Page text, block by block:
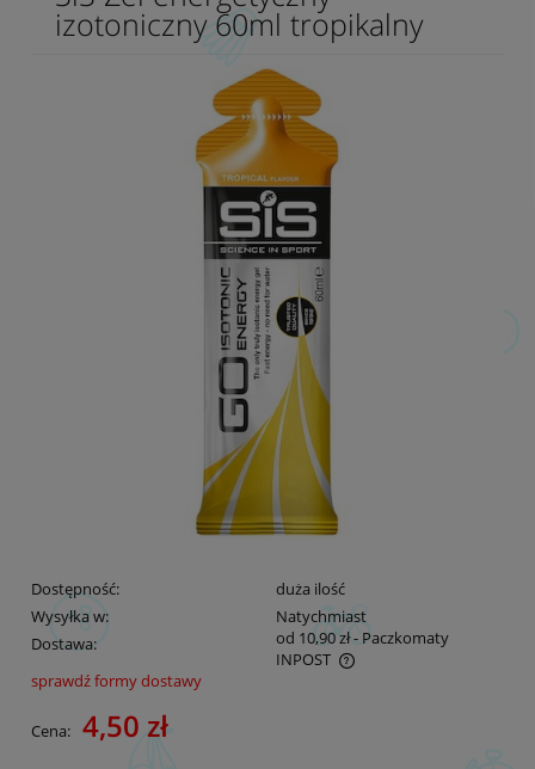
izotoniczny 60ml tropikalny
Dostępność:
duża ilość
Wysyłka w:
Natychmiast
Dostawa:
od 10,90 zł- Paczkomaty
INPOST
Cena nie zawiera ewentualnych kosztów płatności
sprawdź formy dostawy
Cena: 4,50 zł